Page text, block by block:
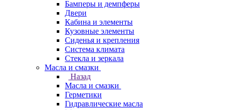
Бамперы и демпферы
Двери
Кабина и элементы
Кузовные элементы
Сиденья и крепления
Система климата
Стекла и зеркала
Масла и смазки
Назад
Масла и смазки
Герметики
Гидравлические масла